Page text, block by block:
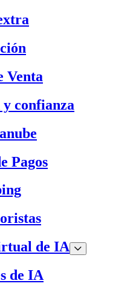
Venta
confianza
Pagos
de IA
de IA